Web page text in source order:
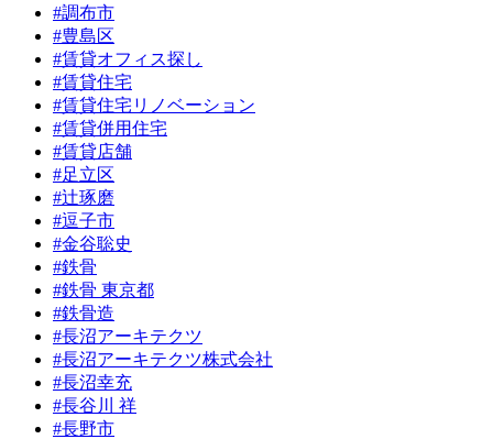
#調布市
#豊島区
#賃貸オフィス探し
#賃貸住宅
#賃貸住宅リノベーション
#賃貸併用住宅
#賃貸店舗
#足立区
#辻琢磨
#逗子市
#金谷聡史
#鉄骨
#鉄骨 東京都
#鉄骨造
#長沼アーキテクツ
#長沼アーキテクツ株式会社
#長沼幸充
#長谷川 祥
#長野市